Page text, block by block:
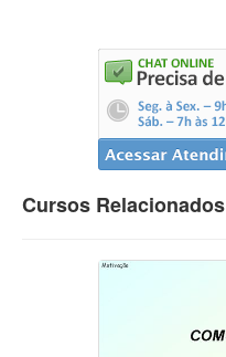
Cursos Relacionados